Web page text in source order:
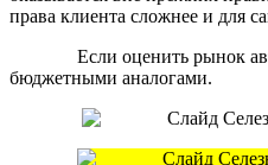
права клиента сложнее и для
Если оценить рынок
бюджетными аналогами.